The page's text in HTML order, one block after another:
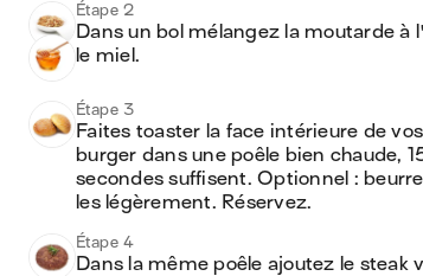
Étape 2
Dans un bol mélangez la moutarde à
le miel.
Étape 3
Faites toaster la face intérieure de
burger dans une poêle bien chaude,
secondes suffisent. Optionnel :
les légèrement. Réservez.
Étape 4
Dans la même poêle ajoutez le steak